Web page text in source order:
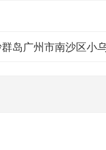
岛广州市南沙区小